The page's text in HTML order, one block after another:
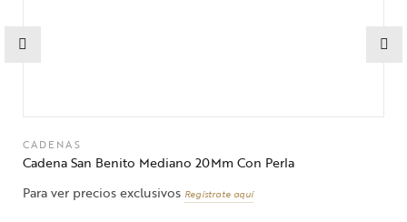
CADENAS
Cadena San Benito Mediano 20Mm Con Perla
Para ver precios exclusivos Regístrate aquí